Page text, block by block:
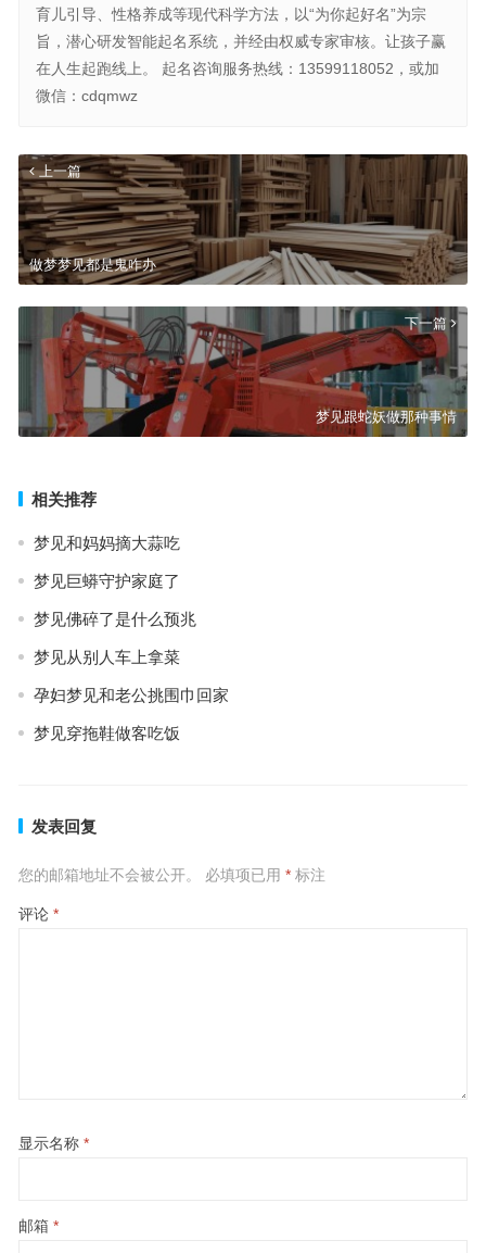
育儿引导、性格养成等现代科学方法，以“为你起好名”为宗
旨，潜心研发智能起名系统，并经由权威专家审核。让孩子赢
在人生起跑线上。 起名咨询服务热线：13599118052，或加
微信：cdqmwz
上一篇
做梦梦见都是鬼咋办
下一篇
梦见跟蛇妖做那种事情
相关推荐
梦见和妈妈摘大蒜吃
梦见巨蟒守护家庭了
梦见佛碎了是什么预兆
梦见从别人车上拿菜
孕妇梦见和老公挑围巾回家
梦见穿拖鞋做客吃饭
发表回复
您的邮箱地址不会被公开。 必填项已用 *标注
评论 *
显示名称 *
邮箱 *